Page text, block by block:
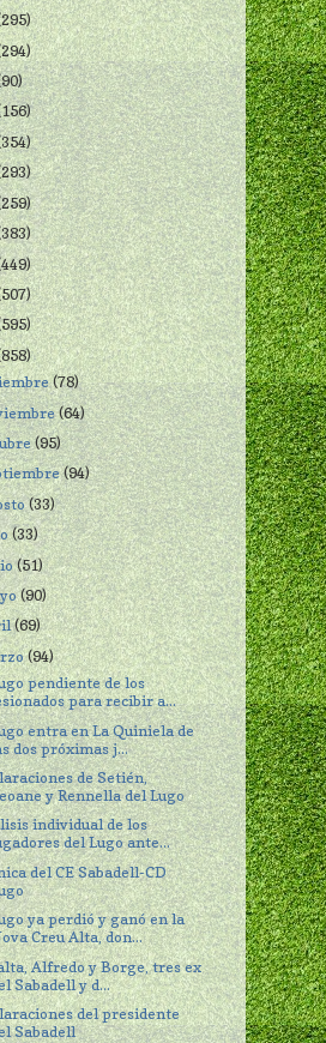
(78)
(64)
(95)
(94)
(33)
(33)
(51)
(90)
(69)
(94)
pendiente de los
para recibir a...
entra en La Quiniela de
dos próximas j...
de Setién,
y Rennella del Lugo
individual de los
del Lugo ante...
del CE Sabadell-CD
ya perdió y ganó en la
Creu Alta, don...
Alfredo y Borge, tres ex
Sabadell y d...
del presidente
Sabadell